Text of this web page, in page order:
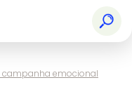
campanha emocional